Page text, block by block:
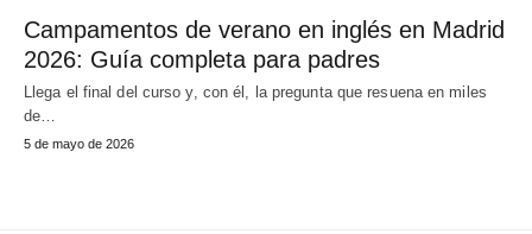
Campamentos de verano en inglés en Madrid
2026: Guía completa para padres
Llega el final del curso y, con él, la pregunta que resuena en miles
de…
5 de mayo de 2026